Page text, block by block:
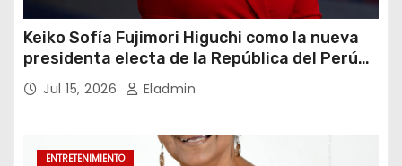
Keiko Sofía Fujimori Higuchi como la nueva
presidenta electa de la República del Perú
para el periodo constitucional 2026-2031
Jul 15, 2026 Eladmin
ENTRETENIMIENTO